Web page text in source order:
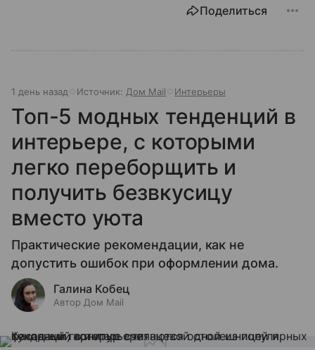
Поделиться
1 день назад Источник: Дом Mail Интерьеры
Топ-5 модных тенденций в
интерьере, с которыми
легко переборщить и
получить безвкусицу
вместо уюта
Практические рекомендации, как не
допустить ошибок при оформлении дома.
Галина Кобец
Автор Дом Mail